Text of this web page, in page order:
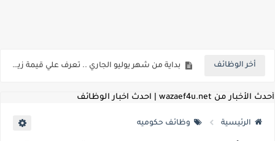
أخر الوظائف للمؤهلات العليا ..اعلان وظائف وزارة التنمية المحلية " اخصائي تخطيط - مهندس - اخصائي حاسبات - باحث قانوني " والتقديم الكتروني بتاريخ 15-7-2026
أحدث الأخبار من wazaef4u.net | احدث اخبار الوظائف
الرئيسية وظائف حكوميه